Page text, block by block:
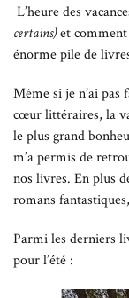
L’heure des
certains)et comment
énorme pile de
Même si je n’ai pas
cœur littéraires, la
le plus grand
m’a permis de
nos livres. En plus
romans
Parmi les derniers
pour l’été :